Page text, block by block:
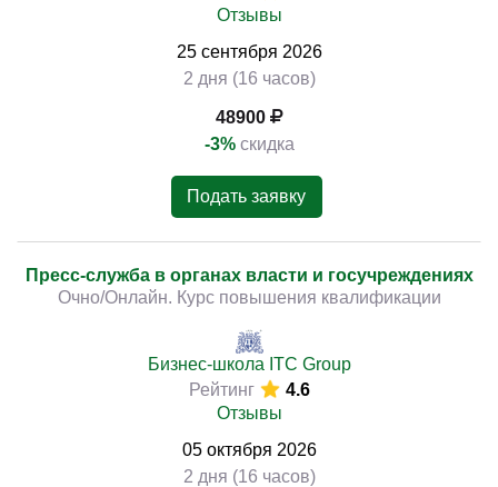
Отзывы
25 сентября 2026
2 дня (16 часов)
48900
-3% скидка
Подать заявку
Пресс-служба в органах власти и госучреждениях
Очно/Онлайн. Курс повышения квалификации
Бизнес-школа ITC Group
Рейтинг
4.6
Отзывы
05 октября 2026
2 дня (16 часов)